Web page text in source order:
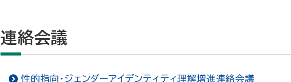
連絡会議
性的指向・ジェンダーアイデンティティ理解増進連絡会議